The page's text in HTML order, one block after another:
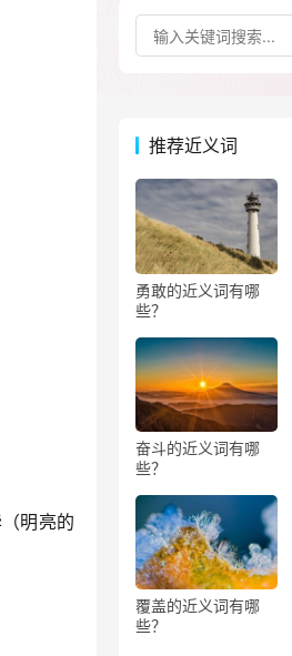
明亮的
推荐近义词
勇敢的近义词有哪
些？
奋斗的近义词有哪
些？
覆盖的近义词有哪
些？